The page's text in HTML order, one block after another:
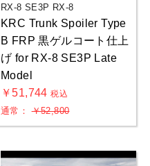
RX-8 SE3P RX-8
KRC Trunk Spoiler Type
B FRP 黒ゲルコート仕上
げ for RX-8 SE3P Late
Model
￥51,744税込
通常：￥52,800